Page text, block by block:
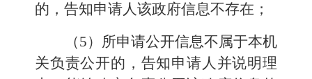
的，告知申请人该政府信息不存在；
（5）所申请公开信息不属于本机
关负责公开的，告知申请人并说明理